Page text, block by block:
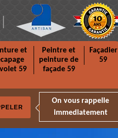
et
59
Peintre et
peinture de
façade 59
Façadier
59
On vous rappelle
immediatement